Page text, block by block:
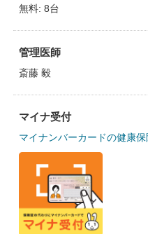
無料: 8台
管理医師
斎藤 毅
マイナ受付
マイナンバーカードの健康